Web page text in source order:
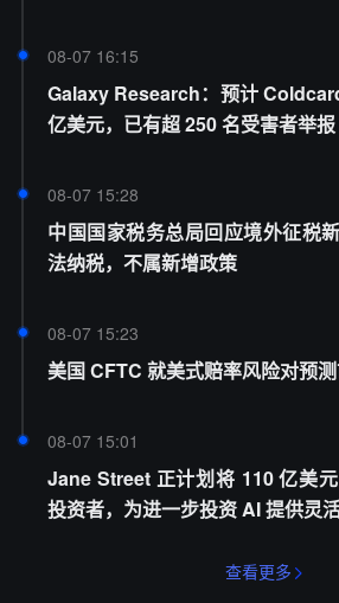
08-07 16:15
Galaxy Research：预计
亿美元，已有超 250 名受害者举报
08-07 15:28
中国国家税务总局回应境外征税
法纳税，不属新增政策
08-07 15:23
美国 CFTC 就美式赔率风险对预
08-07 15:01
Jane Street 正计划将 110 亿美
投资者，为进一步投资 AI 提供灵
查看更多